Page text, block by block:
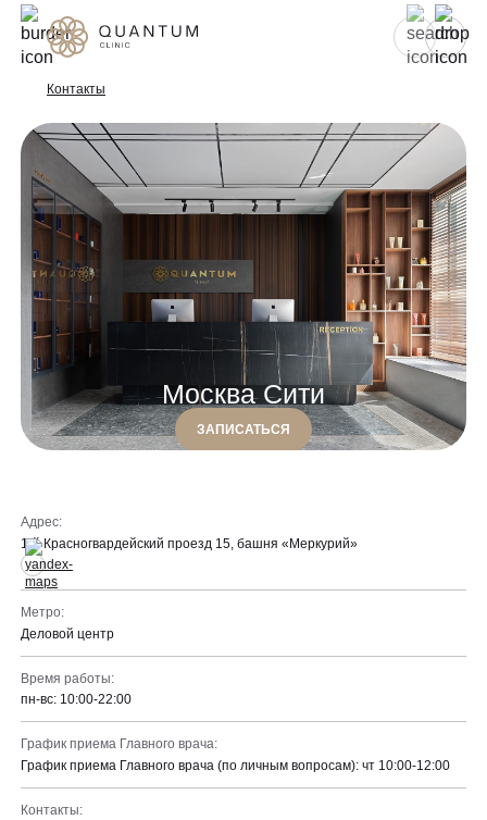
Услуги
Консультативный приём
Инъекционная косметология
Аппаратная косметология
Эстетическая косметология
Эндокринология
Гинекология
УЗИ
Проблемы
До/после
Специалисты
Спецпредложения
Сертификаты
QC Магазин
О клинике
Специалисты
Вакансии
Оборудование
Программа лояльности
СМИ о нас
Контакты
8 800 775 40 40
Контакты
Москва Сити
ЗАПИСАТЬСЯ
Адрес:
1-й Красногвардейский проезд 15, башня «Меркурий»
Метро:
Деловой центр
Время работы:
пн-вс: 10:00-22:00
График приема Главного врача:
График приема Главного врача (по личным вопросам): чт 10:00-12:00
Контакты: